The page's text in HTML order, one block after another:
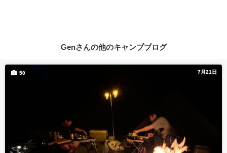
Genさんの他のキャンプブログ
7月21日
50